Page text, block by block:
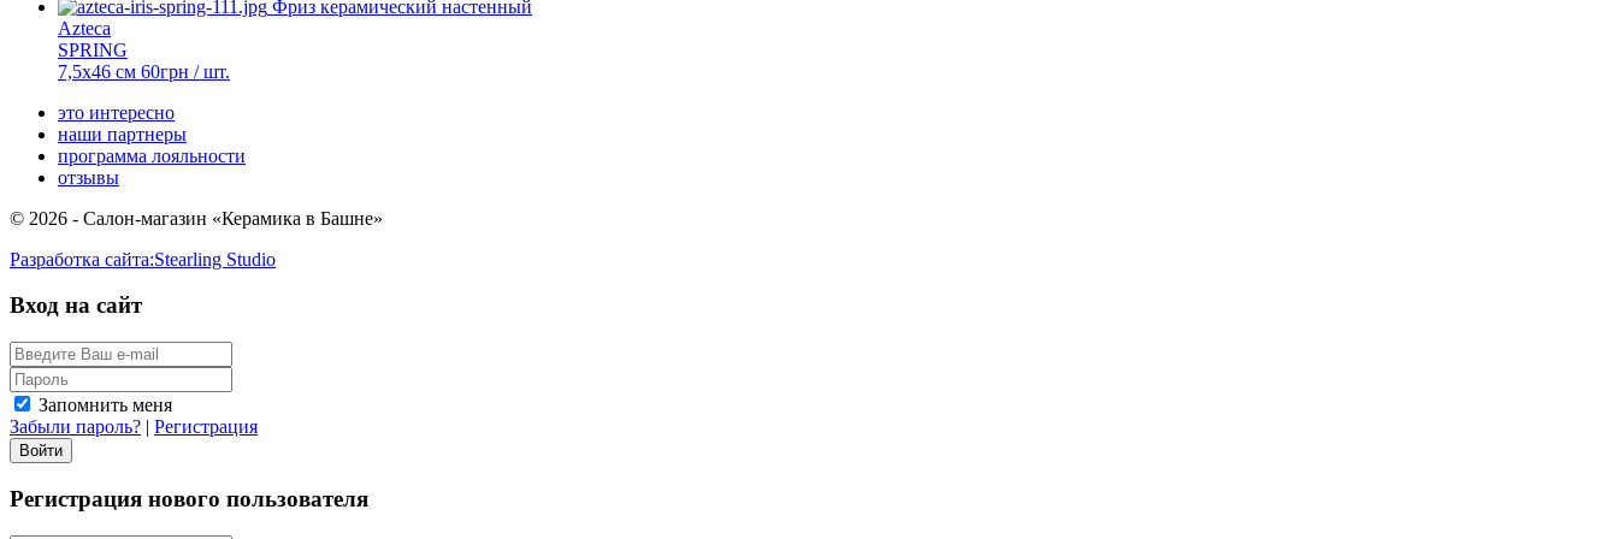
Фриз керамический настенный
Azteca
SPRING
7,5x46 см 60грн / шт.
это интересно
наши партнеры
программа лояльности
отзывы
© 2026 - Салон-магазин «Керамика в Башне»
Разработка сайта:Stearling Studio
Вход на сайт
Запомнить меня
Забыли пароль? | Регистрация
Регистрация нового пользователя